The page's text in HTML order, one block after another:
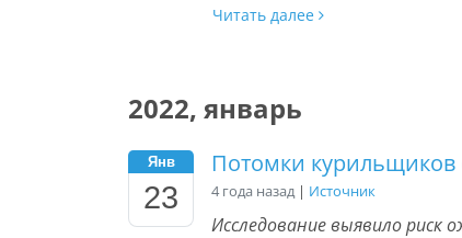
Читать далее
2022, январь
Янв
23
Потомки
4 года назад | Источник
Исследование выявило риск